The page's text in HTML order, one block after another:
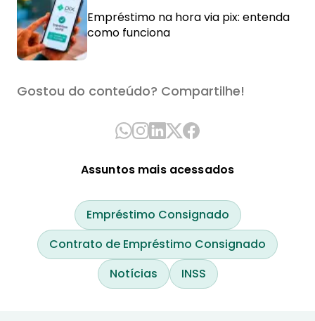
Empréstimo na hora via pix: entenda
como funciona
Gostou do conteúdo? Compartilhe!
Assuntos mais acessados
Empréstimo Consignado
Contrato de Empréstimo Consignado
Notícias
INSS